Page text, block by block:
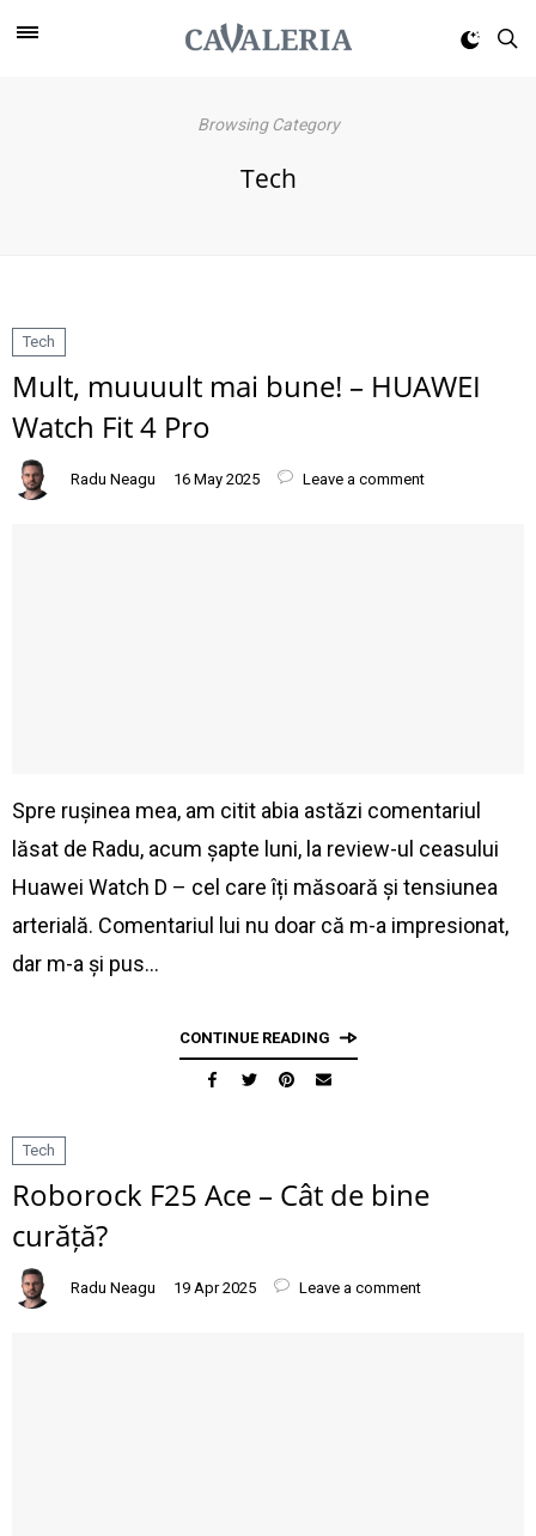
Browsing Category
Tech
Tech
Mult, muuuult mai bune! – HUAWEI
Watch Fit 4 Pro
Radu Neagu 16 May 2025 Leave a comment
Spre rușinea mea, am citit abia astăzi comentariul
lăsat de Radu, acum șapte luni, la review-ul ceasului
Huawei Watch D – cel care îți măsoară și tensiunea
arterială. Comentariul lui nu doar că m-a impresionat,
dar m-a și pus…
CONTINUE READING
Tech
Roborock F25 Ace – Cât de bine
curăță?
Radu Neagu 19 Apr 2025 Leave a comment